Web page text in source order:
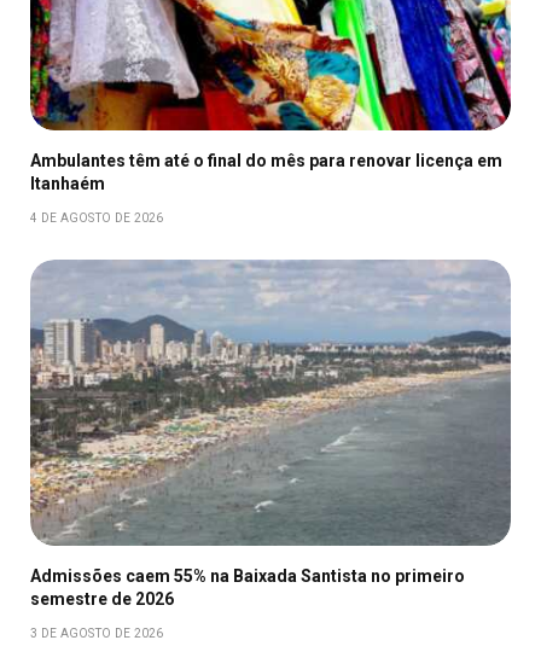
Ambulantes têm até o final do mês para renovar licença em
Itanhaém
4 DE AGOSTO DE 2026
Admissões caem 55% na Baixada Santista no primeiro
semestre de 2026
3 DE AGOSTO DE 2026